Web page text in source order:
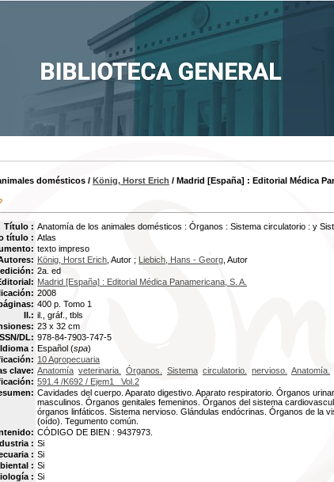
domésticos / König, Horst Erich / Madrid [España] : Editorial Médica
Título : Anatomía de los animales domésticos : Órganos : Sistema circulatorio : y
título : Atlas
texto impreso
König, Horst Erich , Autor ; Liebich, Hans - Georg , Autor
2a. ed
Madrid [España] : Editorial Médica Panamericana, S. A.
2008
400 p. Tomo 1
Il.: il., gráf., tbls
23 x 32 cm
DL: 978-84-7903-747-5
Idioma : Español (spa)
10 Agropecuaria
clave: Anatomía veterinaria. Órganos. Sistema circulatorio. nervioso.
Anatomía.
591.4 /K692 / Ejem1_ Vol.2
Cavidades del cuerpo. Aparato digestivo. Aparato respiratorio. Órganos
masculinos. Órganos genitales femeninos. Órganos del sistema
órganos linfáticos. Sistema nervioso. Glándulas endócrinas. Órganos de la
(oído). Tegumento común.
CÓDIGO DE BIEN : 9437973.
: Si
: Si
: Si
: Si